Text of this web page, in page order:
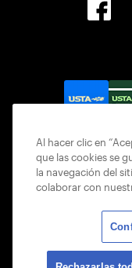
© 2026
Al hacer clic en
que las cookies se
la navegación del
colaborar con